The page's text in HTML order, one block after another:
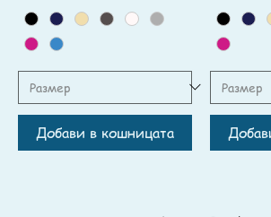
Добави в кошницата